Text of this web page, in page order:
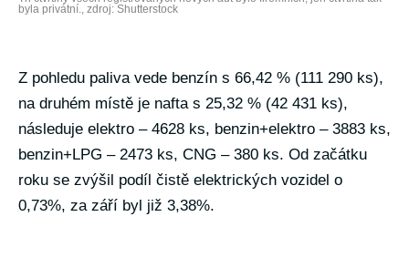
byla privátní., zdroj: Shutterstock
Z pohledu paliva vede benzín s 66,42 % (111 290 ks),
na druhém místě je nafta s 25,32 % (42 431 ks),
následuje elektro – 4628 ks, benzin+elektro – 3883 ks,
benzin+LPG – 2473 ks, CNG – 380 ks. Od začátku
roku se zvýšil podíl čistě elektrických vozidel o
0,73%, za září byl již 3,38%.